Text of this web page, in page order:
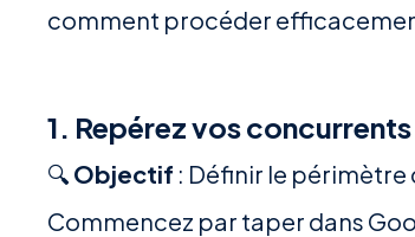
comment procéder
1. Repérez vos
🔍 Objectif : Définir le
Commencez par taper dans